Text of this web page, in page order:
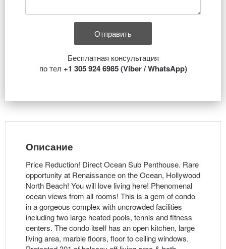
Бесплатная консультация
по тел +1 305 924 6985 (Viber / WhatsApp)
Описание
Price Reduction! Direct Ocean Sub Penthouse. Rare
opportunity at Renaissance on the Ocean, Hollywood
North Beach! You will love living here! Phenomenal
ocean views from all rooms! This is a gem of condo
in a gorgeous complex with uncrowded facilities
including two large heated pools, tennis and fitness
centers. The condo itself has an open kitchen, large
living area, marble floors, floor to ceiling windows.